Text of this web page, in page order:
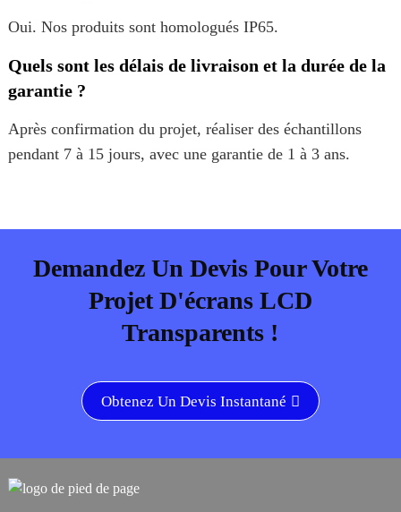
Oui. Nos produits sont homologués IP65.
Quels sont les délais de livraison et la durée de la
garantie ?
Après confirmation du projet, réaliser des échantillons
pendant 7 à 15 jours, avec une garantie de 1 à 3 ans.
Demandez Un Devis Pour Votre
Projet D'écrans LCD
Transparents !
Obtenez Un Devis Instantané